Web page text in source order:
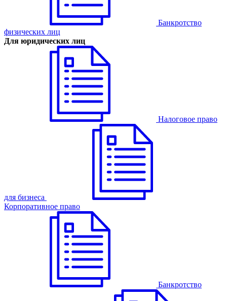
Банкротство
физических лиц
Для юридических лиц
Налоговое право
для бизнеса
Корпоративное право
Банкротство